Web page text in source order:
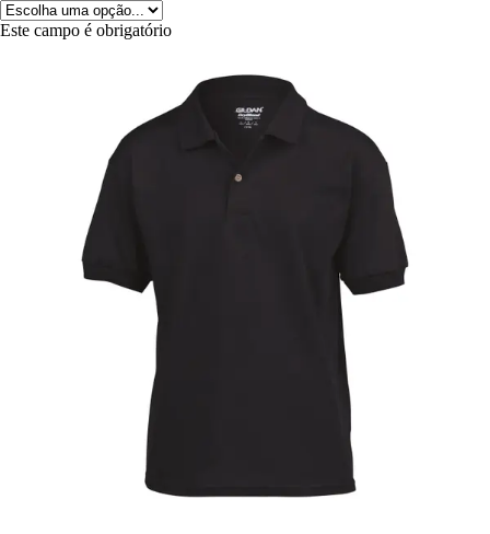
Este campo é obrigatório